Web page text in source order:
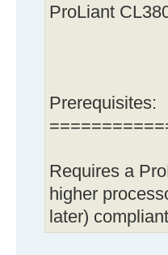
ProLiant
Prerequisites:
Requires a
higher
later)